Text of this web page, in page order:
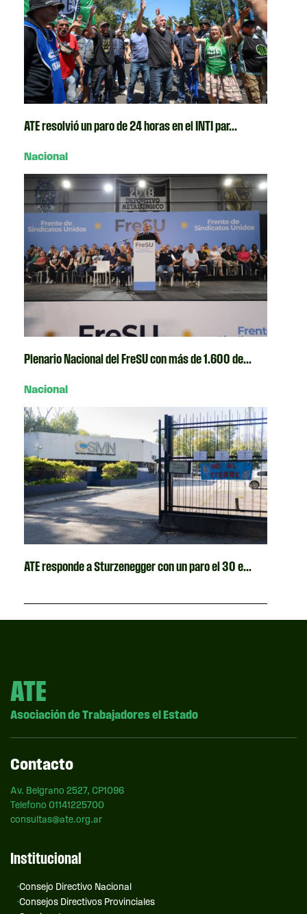
ATE resolvió un paro de 24 horas en el INTI par...
Nacional
Plenario Nacional del FreSU con más de 1.600 de...
Nacional
ATE responde a Sturzenegger con un paro el 30 e...
ATE
Asociación de Trabajadores el Estado
Contacto
Av. Belgrano 2527, CP1096
Telefono 01141225700
consultas@ate.org.ar
Institucional
Consejo Directivo Nacional
Consejos Directivos Provinciales